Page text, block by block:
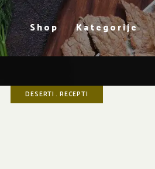
Shop Kategorije
DESERTI RECEPTI